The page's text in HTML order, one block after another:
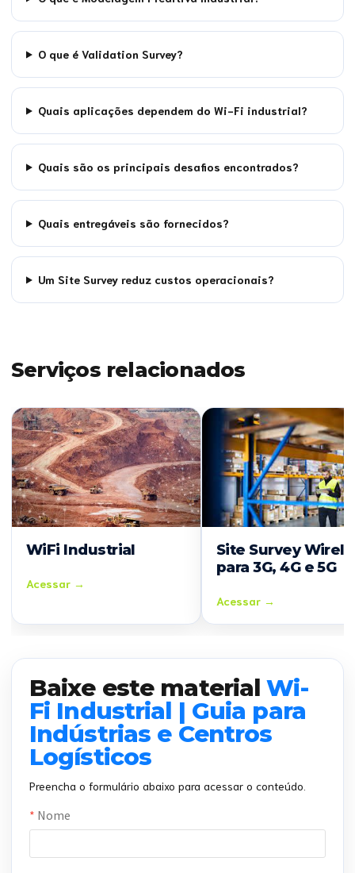
O que é Validation Survey?
Quais aplicações dependem do Wi-Fi industrial?
Quais são os principais desafios encontrados?
Quais entregáveis são fornecidos?
Um Site Survey reduz custos operacionais?
Serviços relacionados
WiFi Industrial
Acessar →
Site Survey
para 3G, 4G e 5G
Acessar →
Baixe este materialWi-
Fi Industrial | Guia para
Indústrias e Centros
Logísticos
Preencha o formulário abaixo para acessar o conteúdo.